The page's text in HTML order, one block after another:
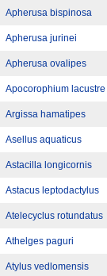
Apherusa bispinosa
Apherusa jurinei
Apherusa ovalipes
Apocorophium lacustre
Argissa hamatipes
Asellus aquaticus
Astacilla longicornis
Astacus leptodactylus
Atelecyclus rotundatus
Athelges paguri
Atylus vedlomensis